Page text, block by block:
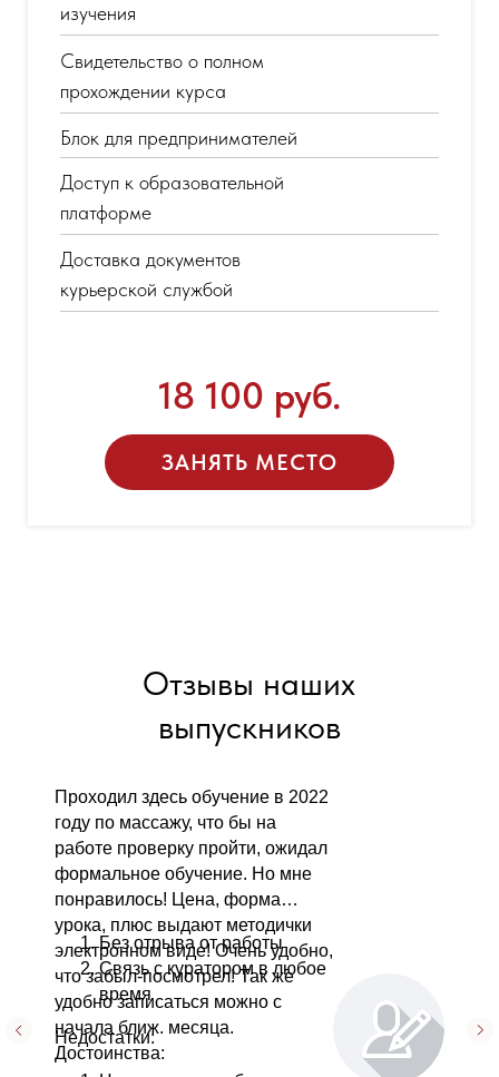
ЗАНЯТЬ МЕСТО
18 100 руб.
изучения
Свидетельство о полном
прохождении курса
Блок для предпринимателей
Доступ к образовательной
платформе
Доставка документов
курьерской службой
Отзывы наших
выпускников
Проходил здесь обучение в 2022
году по массажу, что бы на
работе проверку пройти, ожидал
формальное обучение. Но мне
понравилось! Цена, форма
урока, плюс выдают методички
электронном виде! Очень удобно,
что забыл-посмотрел! Так же
удобно записаться можно с
начала ближ. месяца.
Достоинства:
Без отрыва от работы
Связь с куратором в любое
время
Недостатки: